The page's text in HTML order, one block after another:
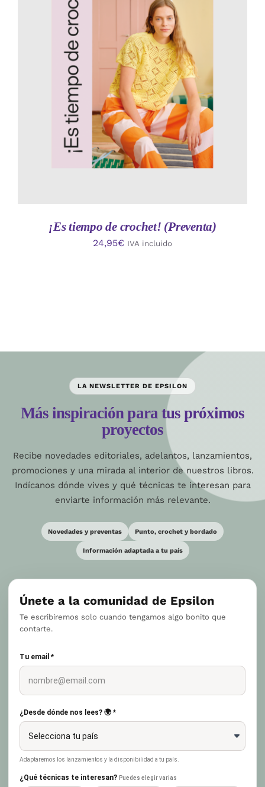
AÑADIR AL CARRITO
/
DETALLES
¡Es tiempo de crochet! (Preventa)
24,95€ IVA incluido
LA NEWSLETTER DE EPSILON
Más inspiración para tus próximos
proyectos
Recibe novedades editoriales, adelantos, lanzamientos,
promociones y una mirada al interior de nuestros libros.
Indícanos dónde vives y qué técnicas te interesan para
enviarte información más relevante.
Novedades y preventas Punto, crochet y bordado
Información adaptada a tu país
Únete a la comunidad de Epsilon
Te escribiremos solo cuando tengamos algo bonito que
contarte.
Tu email *
¿Desde dónde nos lees? 🌍 *
Adaptaremos los lanzamientos y la disponibilidad a tu país.
¿Qué técnicas te interesan? Puedes elegir varias